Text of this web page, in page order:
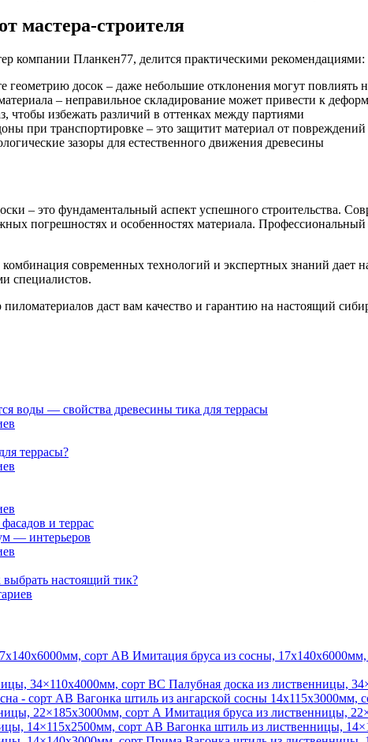
мастера-строителя
компании Планкен77, делится практическими рекомендациями:
геометрию досок – даже небольшие отклонения могут повлиять
– неправильное складирование может привести к
чтобы избежать различий в оттенках между партиями
при транспортировке – это защитит материал от повреждений
зазоры для естественного движения древесины
– это фундаментальный аспект успешного строительства.
погрешностях и особенностях материала.
современных технологий и экспертных знаний дает
специалистов.
даст вам качество и гарантию на настоящий
воды — свойства древесины тика для террасы
террасы?
— интерьеров
настоящий тик?
Имитация бруса из сосны,
Палубная доска из лиственницы,
Вагонка штиль из ангарской сосны 14x115x3000мм,
Имитация бруса из лиственницы,
Вагонка штиль из лиственницы,